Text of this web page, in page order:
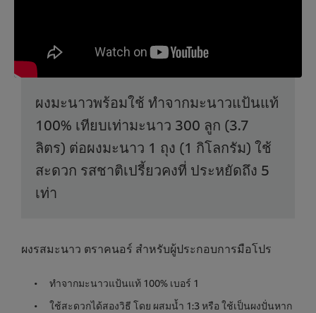
ผงมะนาวพร้อมใช้ ทำจากมะนาวแป้นแท้
100% เทียบเท่ามะนาว 300 ลูก (3.7
ลิตร) ต่อผงมะนาว 1 ถุง (1 กิโลกรัม) ใช้
สะดวก รสชาติเปรี้ยวคงที่ ประหยัดถึง 5
เท่า
ผงรสมะนาว ตราคนอร์ สำหรับผู้ประกอบการมือโปร
ทำจากมะนาวแป้นแท้ 100% เบอร์ 1
ใช้สะดวกได้สองวิธี โดย ผสมน้ำ 1:3 หรือ ใช้เป็นผงปั่นหาก